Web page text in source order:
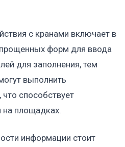
с кранами включает в
форм для ввода
для заполнения, тем
выполнить
способствует
площадках.
информации стоит